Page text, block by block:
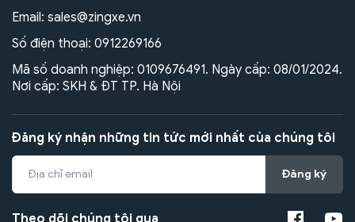
Email: sales@zingxe.vn
Số điện thoại: 0912269166
Mã số doanh nghiệp: 0109676491. Ngày cấp: 08/01/2024.
Nơi cấp: SKH & ĐT TP. Hà Nội
Đăng ký nhận những tin tức mới nhất của chúng tôi
Đăng ký
Theo dõi chúng tôi qua